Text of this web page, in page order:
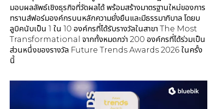
มอบผลลัพธ์เชิงธุรกิจที่วัดผลได้ พร้อมสร้างมาตรฐานใหม่ของการ
ทรานส์ฟอร์มองค์กรบนหลักความยั่งยืนและมีธรรมาภิบาล โดยบ
ลูบิคนับเป็น 1 ใน 10 องค์กรที่ได้รับรางวัลในสาขา The Most
Transformational จากทั้งหมดกว่า 200 องค์กรที่ได้ร่วมเป็น
ส่วนหนึ่งของรางวัล Future Trends Awards 2026 ในครั้ง
นี้